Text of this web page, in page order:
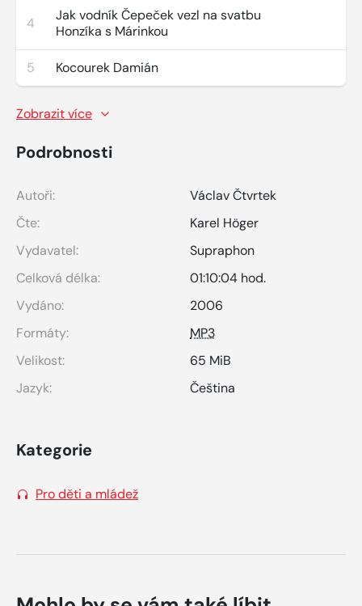
4
Jak vodník Čepeček vezl na svatbu
Honzíka s Márinkou
5 Kocourek Damián
Zobrazit více
Podrobnosti
Autoři:
Václav Čtvrtek
Čte:
Karel Höger
Vydavatel:
Supraphon
Celková délka:
01:10:04 hod.
Vydáno:
2006
Formáty:
MP3
Velikost:
65 MiB
Jazyk:
Čeština
Kategorie
Pro děti a mládež